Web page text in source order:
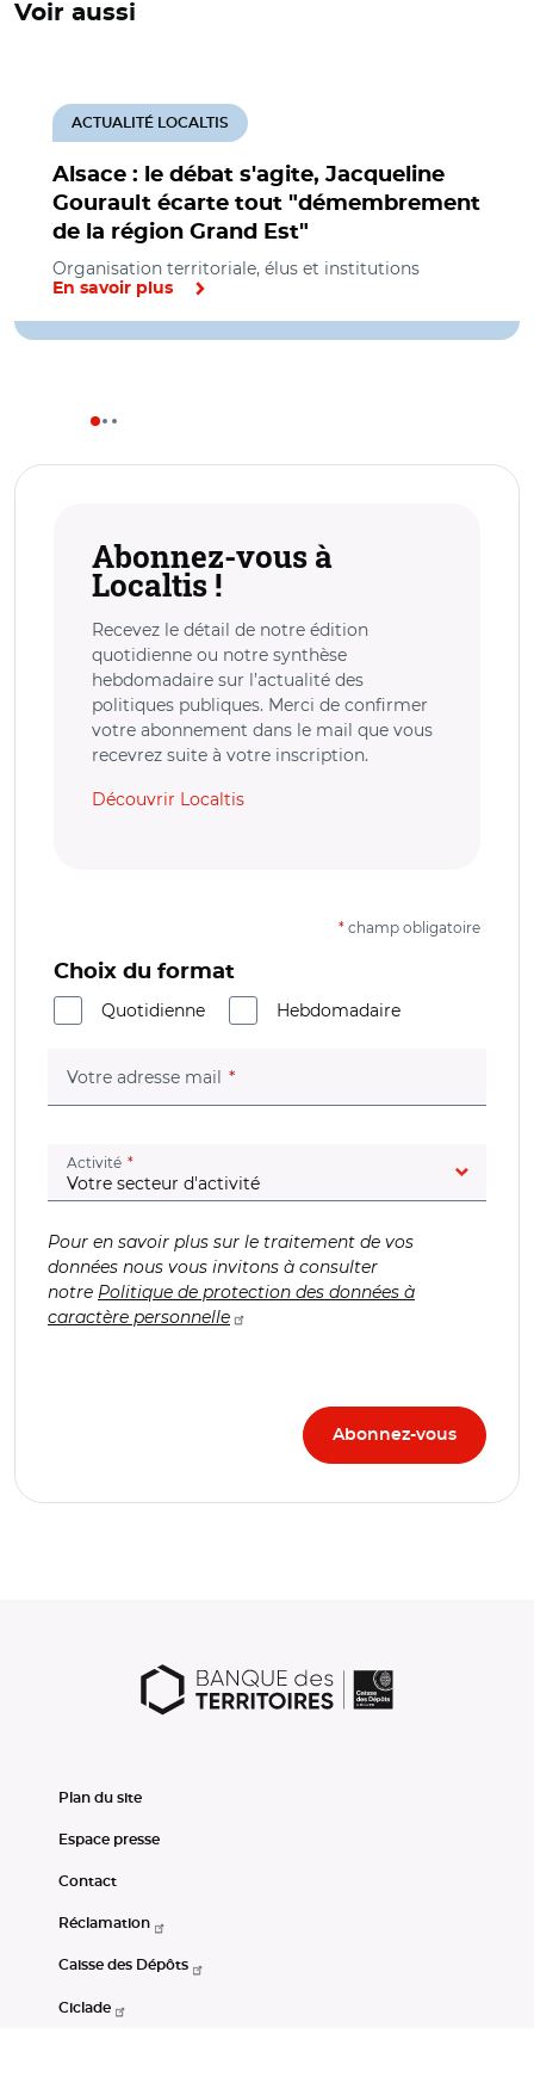
Voir aussi
Alsace : le débat s'agite, Jacqueline
Gourault écarte tout "démembrement
de la région Grand Est"
ACTUALITÉ LOCALTIS
Organisation territoriale, élus et institutions
En savoir plus
Abonnez-vous à
Localtis !
Recevez le détail de notre édition
quotidienne ou notre synthèse
hebdomadaire sur l’actualité des
politiques publiques. Merci de confirmer
votre abonnement dans le mail que vous
recevrez suite à votre inscription.
Découvrir Localtis
* champ obligatoire
Choix du format
Quotidienne
Hebdomadaire
Votre adresse mail (champ obligatoire)
Activité (champ obligatoire)
Pour en savoir plus sur le traitement de vos
données nous vous invitons à consulter
notre Politique de protection des données à
caractère personnelle
Plan du site
Espace presse
Contact
Réclamation
Caisse des Dépôts
Ciclade